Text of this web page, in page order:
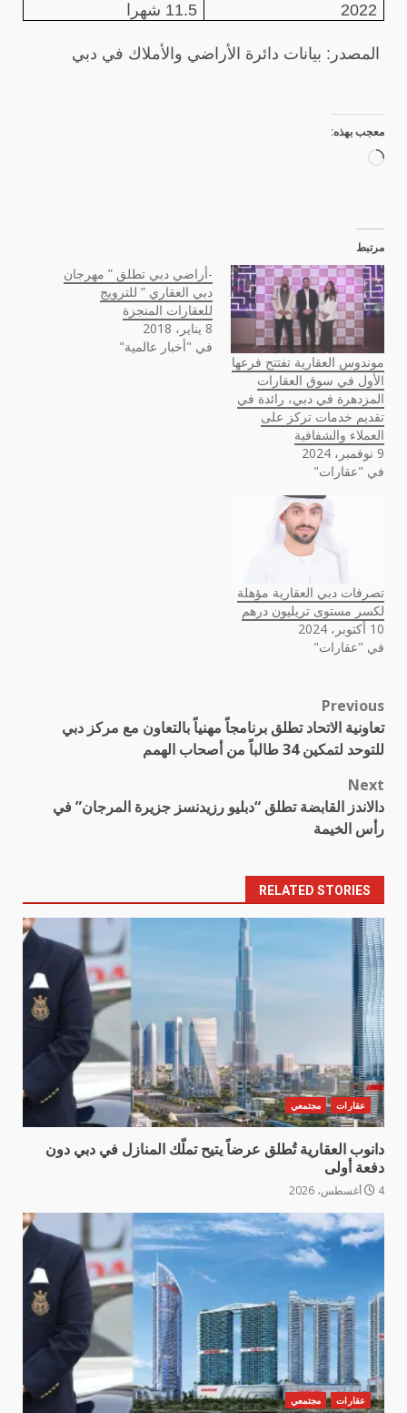
2022
11.5 شهرا
المصدر: بيانات دائرة الأراضي والأملاك في دبي
معجب بهذه:
جاري
مرتبط
موندوس العقارية تفتتح فرعها
الأول في سوق العقارات
المزدهرة في دبي، رائدة في
تقديم خدمات تركز على
العملاء والشفافية
9 نوفمبر، 2024
في "عقارات"
-أراضي دبي تطلق ” مهرجان
دبي العقاري ” للترويج
للعقارات المنجزة
8 يناير، 2018
في "أخبار عالمية"
تصرفات دبي العقارية مؤهلة
لكسر مستوى تريليون درهم
10 أكتوبر، 2024
في "عقارات"
Post
navigation
Previous
تعاونية الاتحاد تطلق برنامجاً مهنياً بالتعاون مع مركز دبي
للتوحد لتمكين 34 طالباً من أصحاب الهمم
Next
دالاندز القابضة تطلق “دبليو رزيدنسز جزيرة المرجان” في
رأس الخيمة
RELATED STORIES
عقارات مجتمعي
دانوب العقارية تُطلق عرضاً يتيح تملّك المنازل في دبي دون
دفعة أولى
4 أغسطس، 2026
عقارات مجتمعي